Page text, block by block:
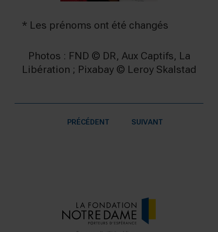
* Les prénoms ont été changés
Photos : FND © DR, Aux Captifs, La
Libération ; Pixabay © Leroy Skalstad
PRÉCÉDENT SUIVANT